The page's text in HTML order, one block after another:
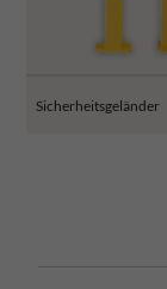
Sicherheitsgeländer